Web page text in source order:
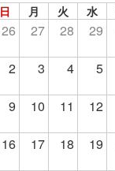
日 月 火 水
26 27 28 29
2 3 4 5
9 10 11 12
16 17 18 19